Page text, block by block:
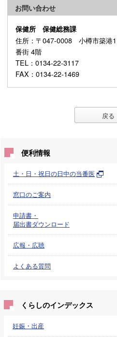
お問い合わせ
保健所 保健総務課
住所 ：〒047-0008 小樽市築港
番街 4階
TEL ：0134-22-3117
FAX ：0134-22-1469
戻る
便利情報
土・日・祝日の日中の当番医
窓口のご案内
申請書・
届出書ダウンロード
広報・広聴
よくある質問
くらしのインデックス
妊娠・出産